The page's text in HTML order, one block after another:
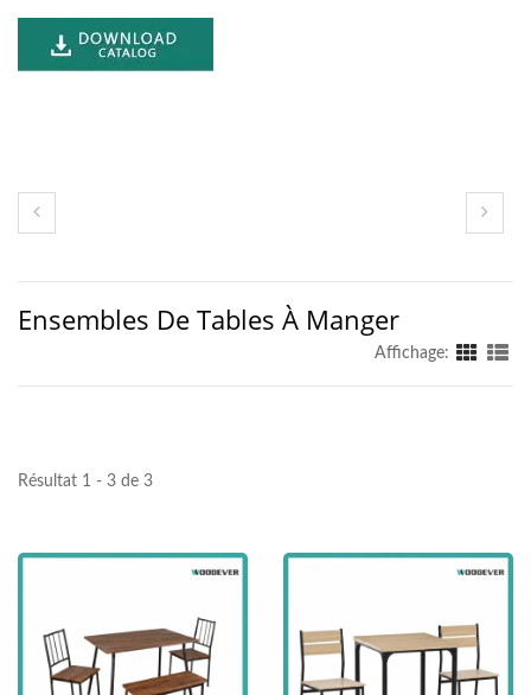
Ensembles De Tables À Manger
Affichage:
Résultat 1 - 3 de 3